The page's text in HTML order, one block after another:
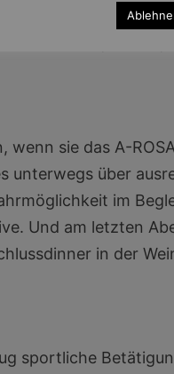
Verkostung. In 2019
wenn sie das A-
unterwegs über
im
Und am letzten
in der
sportliche